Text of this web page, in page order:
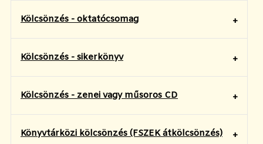
Kölcsönzés - oktatócsomag
Kölcsönzés - sikerkönyv
Kölcsönzés - zenei vagy műsoros CD
Könyvtárközi kölcsönzés (FSZEK átkölcsönzés)